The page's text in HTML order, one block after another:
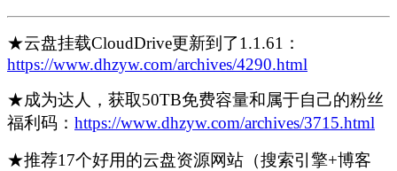
★云盘挂载CloudDrive更新到了1.1.61：
https://www.dhzyw.com/archives/4290.html
★成为达人，获取50TB免费容量和属于自己的粉丝
福利码： https://www.dhzyw.com/archives/3715.html
★推荐17个好用的云盘资源网站（搜索引擎+博客